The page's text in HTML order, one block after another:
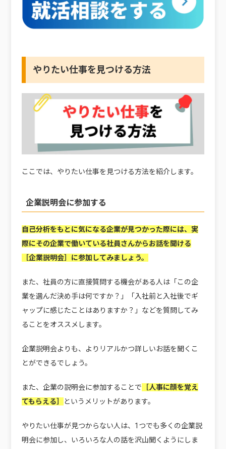
やりたい仕事を見つける方法
ここでは、やりたい仕事を見つける方法を紹介します。
企業説明会に参加する
自己分析をもとに気になる企業が見つかった際には、実
際にその企業で働いている社員さんからお話を聞ける
［企業説明会］に参加してみましょう。
また、社員の方に直接質問する機会がある人は「この企
業を選んだ決め手は何ですか？」「入社前と入社後でギ
ャップに感じたことはありますか？」などを質問してみ
ることをオススメします。
企業説明会よりも、よりリアルかつ詳しいお話を聞くこ
とができるでしょう。
また、企業の説明会に参加することで ［人事に顔を覚え
てもらえる］
というメリットがあります。
やりたい仕事が見つからない人は、1つでも多くの企業説
明会に参加し、いろいろな人の話を沢山聞くようにしま